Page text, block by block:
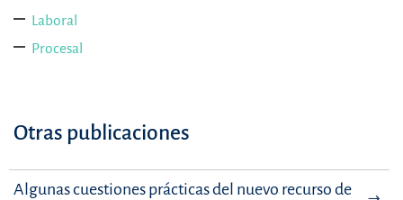
Laboral
Procesal
Otras publicaciones
Algunas cuestiones prácticas del nuevo recurso de